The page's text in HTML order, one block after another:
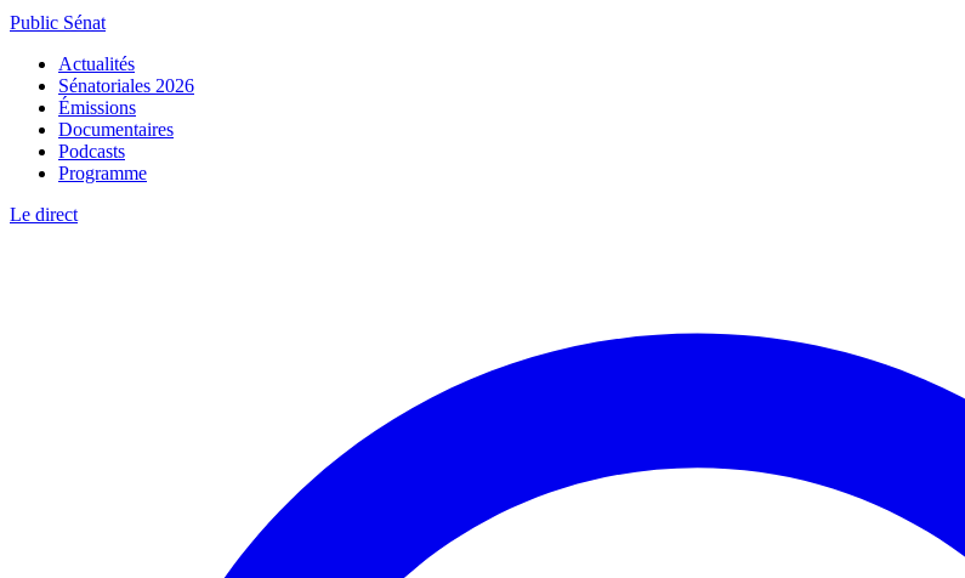
Public Sénat
Actualités
Sénatoriales 2026
Émissions
Documentaires
Podcasts
Programme
Le direct